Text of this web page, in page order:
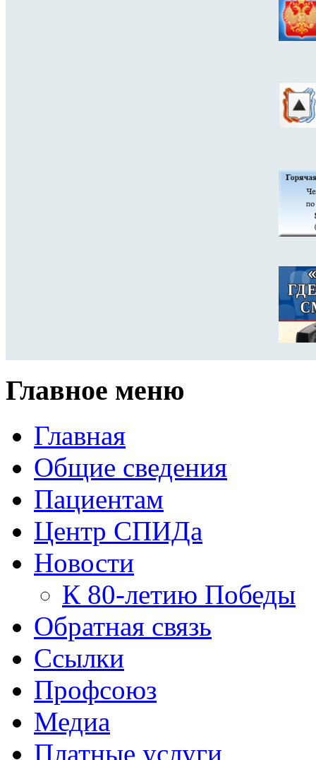
Главное меню
Главная
Общие сведения
Пациентам
Центр СПИДа
Новости
К 80-летию Победы
Обратная связь
Ссылки
Профсоюз
Медиа
Платные услуги